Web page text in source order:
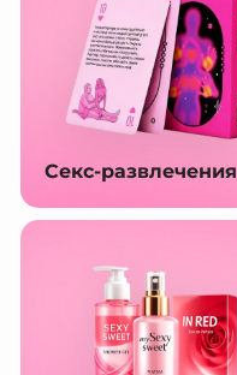
Секс-развлечения